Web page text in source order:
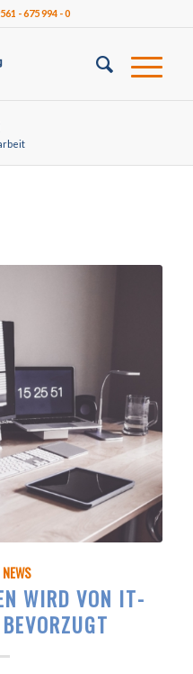
- 675 994 - 0
WIRD VON IT-